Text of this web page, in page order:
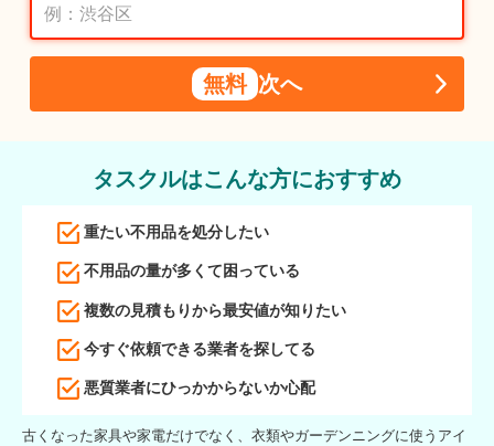
無料 次へ
タスクルはこんな方におすすめ
重たい不用品を処分したい
不用品の量が多くて困っている
複数の見積もりから最安値が知りたい
今すぐ依頼できる業者を探してる
悪質業者にひっかからないか心配
古くなった家具や家電だけでなく、衣類やガーデンニングに使うアイ